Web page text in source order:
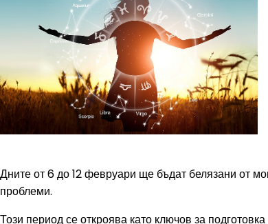
Дните от 6 до 12 февруари ще бъдат белязани от
проблеми.
Този период се откроява като ключов за